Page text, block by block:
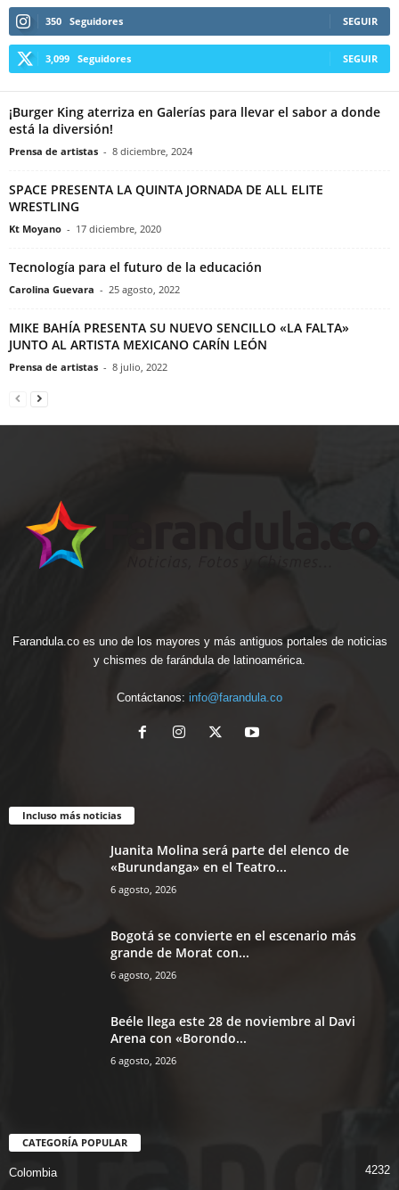
350 Seguidores SEGUIR
3,099 Seguidores SEGUIR
¡Burger King aterriza en Galerías para llevar el sabor a donde
está la diversión!
Prensa de artistas - 8 diciembre, 2024
SPACE PRESENTA LA QUINTA JORNADA DE ALL ELITE
WRESTLING
Kt Moyano - 17 diciembre, 2020
Tecnología para el futuro de la educación
Carolina Guevara - 25 agosto, 2022
MIKE BAHÍA PRESENTA SU NUEVO SENCILLO «LA FALTA»
JUNTO AL ARTISTA MEXICANO CARÍN LEÓN
Prensa de artistas - 8 julio, 2022
Farandula.co es uno de los mayores y más antiguos portales de noticias
y chismes de farándula de latinoamérica.
Contáctanos: info@farandula.co
Incluso más noticias
Juanita Molina será parte del elenco de
«Burundanga» en el Teatro...
6 agosto, 2026
Bogotá se convierte en el escenario más
grande de Morat con...
6 agosto, 2026
Beéle llega este 28 de noviembre al Davi
Arena con «Borondo...
6 agosto, 2026
CATEGORÍA POPULAR
Colombia
4232